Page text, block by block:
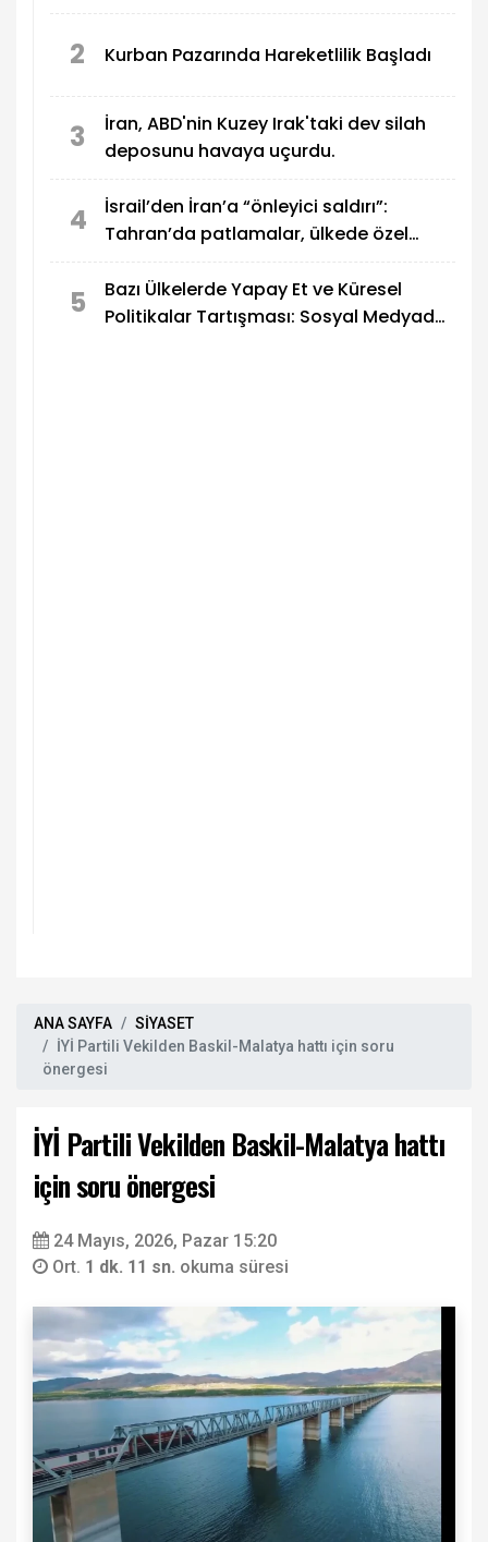
2 Kurban Pazarında Hareketlilik Başladı
3
İran, ABD'nin Kuzey Irak'taki dev silah
deposunu havaya uçurdu.
4
İsrail’den İran’a “önleyici saldırı”:
Tahran’da patlamalar, ülkede özel
5
Bazı Ülkelerde Yapay Et ve Küresel
Politikalar Tartışması: Sosyal Medyada
ANA SAYFA
SİYASET
İYİ Partili Vekilden Baskil-Malatya hattı için soru
önergesi
İYİ Partili Vekilden Baskil-Malatya hattı
için soru önergesi
24 Mayıs, 2026, Pazar 15:20
Ort. 1 dk. 11 sn. okuma süresi